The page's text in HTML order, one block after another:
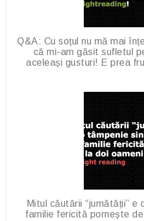
Q&A: Cu soțul nu mă mai
că mi-am găsit sufletul
aceleași gusturi! E prea
Mitul căutării “jumătății”
familie fericită pornește